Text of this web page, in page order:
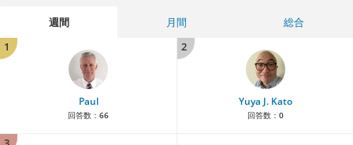
週間 月間
総合
1
Paul
回答数： 66
2
Yuya J. Kato
回答数： 0